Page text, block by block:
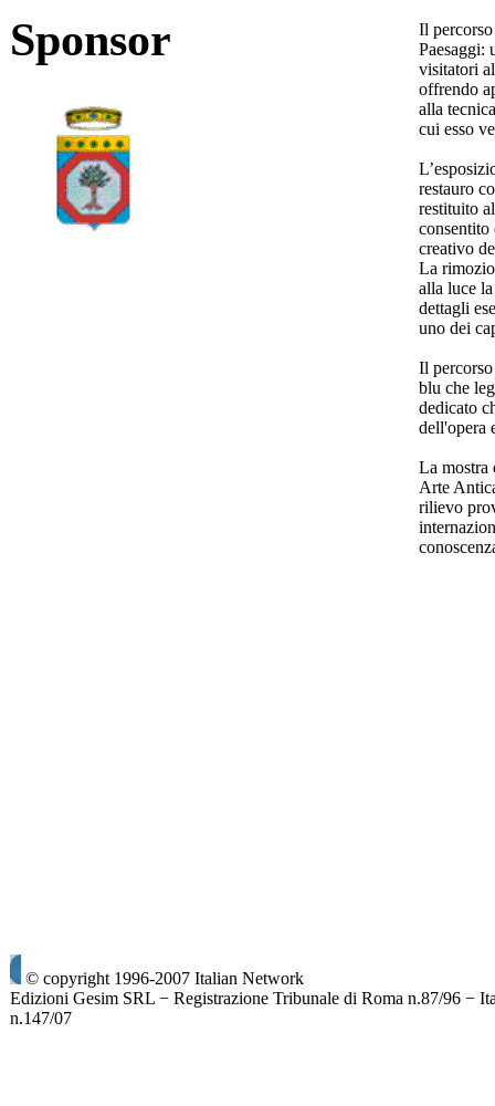
Sponsor
Il
Paesaggi:
visitatori
offrendo
alla
cui esso
restauro
restituito
consentito
creativo
La
alla luce
dettagli
uno dei
Il
blu che
dedicato
dell'opera
La mostra
Arte
rilievo
© copyright 1996-2007 Italian Network
Edizioni Gesim SRL − Registrazione Tribunale di Roma n.87/96 −
n.147/07